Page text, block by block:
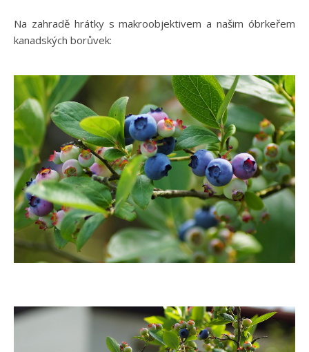
Na zahradě hrátky s makroobjektivem a našim óbrkeřem
kanadských borůvek: